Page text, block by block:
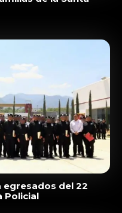
egresados del 22
Policial